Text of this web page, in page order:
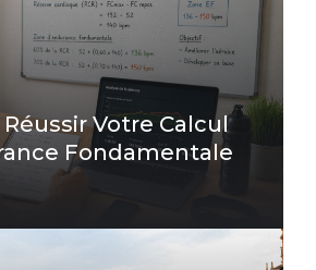
Votre Calcul
Fondamentale